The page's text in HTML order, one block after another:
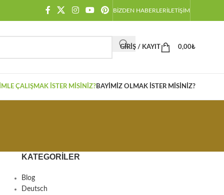
BIZDEN HABERLERİLETIŞIM
GIRIŞ / KAYIT 0,00₺
ÇALIŞMAK İSTER MISINIZ?BAYIMIZ OLMAK İSTER MISINIZ?
KATEGORILER
Blog
Deutsch